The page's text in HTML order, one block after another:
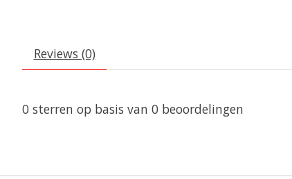
Reviews (0)
0 sterren op basis van 0 beoordelingen